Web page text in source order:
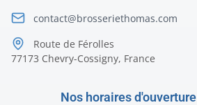
contact@brosseriethomas.com
Route de Férolles
77173 Chevry-Cossigny, France
Nos horaires d'ouverture